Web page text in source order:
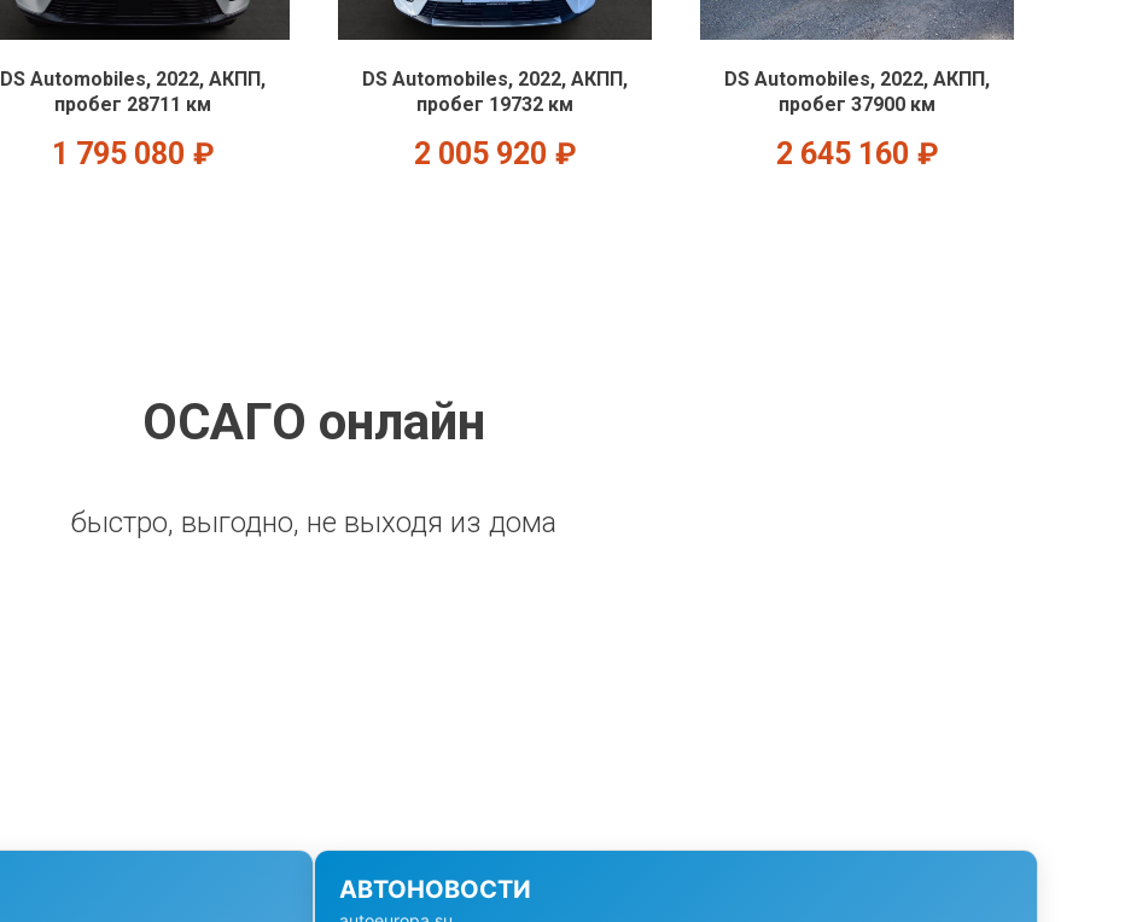
DS Automobiles, 2022, АКПП,
пробег 28711 км
1 795 080 ₽
DS Automobiles, 2022, АКПП,
пробег 19732 км
2 005 920 ₽
DS Automobiles, 2022, АКПП,
пробег 37900 км
2 645 160 ₽
ОСАГО онлайн
быстро, выгодно, не выходя из дома
АВТОНОВОСТИ